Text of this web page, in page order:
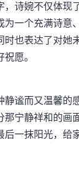
，诗婉不仅体现
一个充满诗意
时也表达了对她
愿。
静谧而又温馨的
那宁静祥和的画
后一抹阳光，给